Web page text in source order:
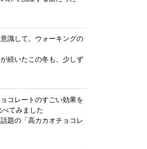
識して。ウォーキングの
続いたこの冬も、少しず
コレートのすごい効果を
てみました
題の「高カカオチョコレ